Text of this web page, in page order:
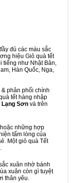
đủ các màu sắc
hiệu Giỏ quà tết
tiếng như Nhật Bản,
Hàn Quốc, Nga,
& phân phối chính
tết hàng nhập
Lạng Sơn và trên
những hợp
tấm lòng của
Một giỏ quà Tết
xuân nhờ bánh
xuân còn gì tuyệt
thân yêu.